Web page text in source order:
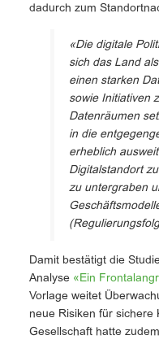
dadurch zum
«Die digitale
sich das Land
einen starken
sowie Initiativen
Datenräumen
in die
erheblich
Digitalstandort
zu untergraben
Damit bestätigt die
Analyse «Ein
Vorlage weitet
neue Risiken für sichere
Gesellschaft hatte